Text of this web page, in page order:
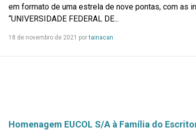
em formato de uma estrela de nove pontas, com as
“UNIVERSIDADE FEDERAL DE...
18 de novembro de 2021 portainacanLeia
Homenagem EUCOL S/A à Família do